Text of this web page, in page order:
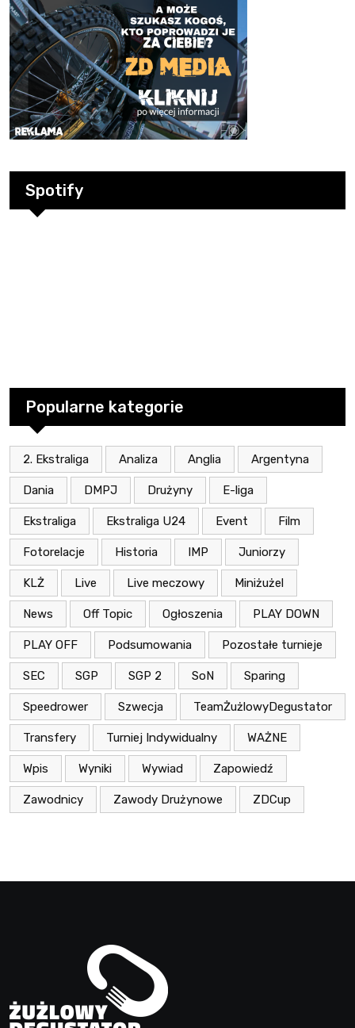
Spotify
Popularne kategorie
2. Ekstraliga Analiza Anglia Argentyna
Dania DMPJ Drużyny E-liga
Ekstraliga Ekstraliga U24 Event Film
Fotorelacje Historia IMP Juniorzy
KLŻ Live Live meczowy Miniżużel
News Off Topic Ogłoszenia PLAY DOWN
PLAY OFF Podsumowania Pozostałe turnieje
SEC SGP SGP 2 SoN Sparing
Speedrower Szwecja TeamŻużlowyDegustator
Transfery Turniej Indywidualny WAŻNE
Wpis Wyniki Wywiad Zapowiedź
Zawodnicy Zawody Drużynowe ZDCup